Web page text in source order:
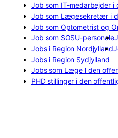
Job som IT-medarbejder i
Job som Lægesekretær i
Job som Optometrist og
Job som SOSU-personale
Jobs i Region Nordjylland
Jobs i Region Sydjylland
Jobs som Læge i den
PHD stillinger i den